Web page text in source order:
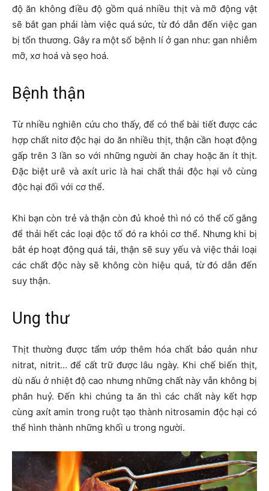
độ ăn không điều độ gồm quá nhiều thịt và mỡ động vật
sẽ bắt gan phải làm việc quá sức, từ đó dẫn đến việc gan
bị tổn thương. Gây ra một số bệnh lí ở gan như: gan nhiễm
mỡ, xơ hoá và sẹo hoá.
Bệnh thận
Từ nhiều nghiên cứu cho thấy, để có thể bài tiết được các
hợp chất nitơ độc hại do ăn nhiều thịt, thận cần hoạt động
gấp trên 3 lần so với những người ăn chay hoặc ăn ít thịt.
Đặc biệt urê và axít uric là hai chất thải độc hại vô cùng
độc hại đối với cơ thể.
Khi bạn còn trẻ và thận còn đủ khoẻ thì nó có thể cố gắng
để thải hết các loại độc tố đó ra khỏi cơ thể. Nhưng khi bị
bắt ép hoạt động quá tải, thận sẽ suy yếu và việc thải loại
các chất độc này sẽ không còn hiệu quả, từ đó dẫn đến
suy thận.
Ung thư
Thịt thường được tẩm ướp thêm hóa chất bảo quản như
nitrat, nitrit… để cất trữ được lâu ngày. Khi chế biến thịt,
dù nấu ở nhiệt độ cao nhưng những chất này vẫn không bị
phân huỷ. Đến khi chúng ta ăn thì các chất này kết hợp
cùng axít amin trong ruột tạo thành nitrosamin độc hại có
thể hình thành những khối u trong người.